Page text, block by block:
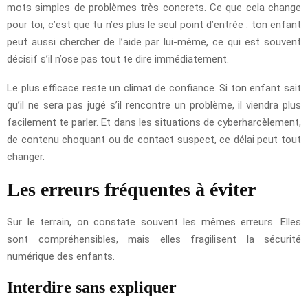
mots simples de problèmes très concrets. Ce que cela change
pour toi, c’est que tu n’es plus le seul point d’entrée : ton enfant
peut aussi chercher de l’aide par lui-même, ce qui est souvent
décisif s’il n’ose pas tout te dire immédiatement.
Le plus efficace reste un climat de confiance. Si ton enfant sait
qu’il ne sera pas jugé s’il rencontre un problème, il viendra plus
facilement te parler. Et dans les situations de cyberharcèlement,
de contenu choquant ou de contact suspect, ce délai peut tout
changer.
Les erreurs fréquentes à éviter
Sur le terrain, on constate souvent les mêmes erreurs. Elles
sont compréhensibles, mais elles fragilisent la sécurité
numérique des enfants.
Interdire sans expliquer